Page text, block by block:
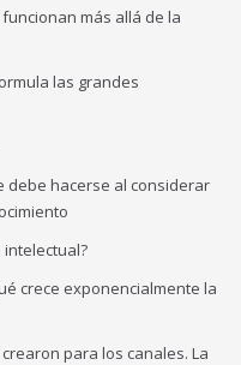
más allá de la
las grandes
debe hacerse al considerar
intelectual?
crece exponencialmente la
para los canales. La